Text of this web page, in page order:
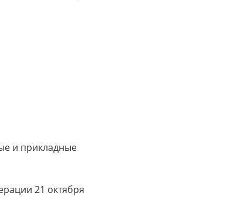
и прикладные
21 октября